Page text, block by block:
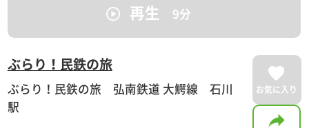
再生 9分
ぶらり！民鉄の旅
ぶらり！民鉄の旅 弘南鉄道 大鰐線 石川
駅
お気に入り